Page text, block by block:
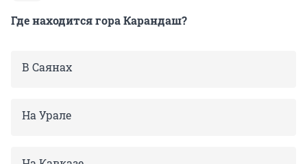
Где находится гора Карандаш?
В Саянах
На Урале